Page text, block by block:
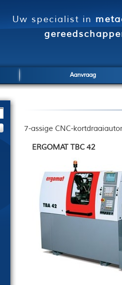
Uw specialist in
Aanvraag
7-assige CNC-
ERGOMAT TBC 42